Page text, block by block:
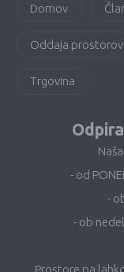
Domov
Oddaja prostorov
Trgovina
- od
-
- ob
Prostore pa